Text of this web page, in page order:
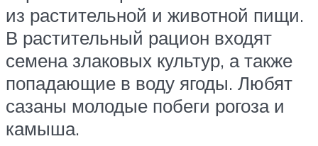
из растительной и животной пищи.
В растительный рацион входят
семена злаковых культур, а также
попадающие в воду ягоды. Любят
сазаны молодые побеги рогоза и
камыша.